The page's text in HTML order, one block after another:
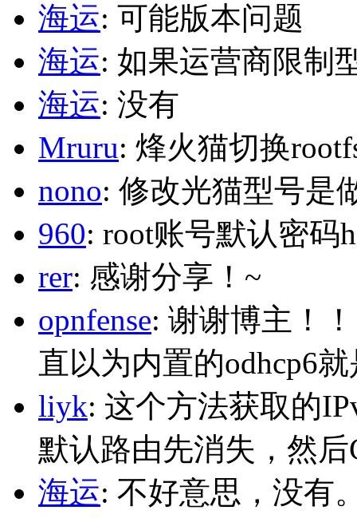
海运: 可能版本问题
海运: 如果运营商限制
海运: 没有
Mruru: 烽火猫切换
nono: 修改光猫型号是
960: root账号默认密码
rer: 感谢分享！~
opnfense: 谢谢博主！
直以为内置的odhcp6
liyk: 这个方法获取的
默认路由先消失，然
海运: 不好意思，没有